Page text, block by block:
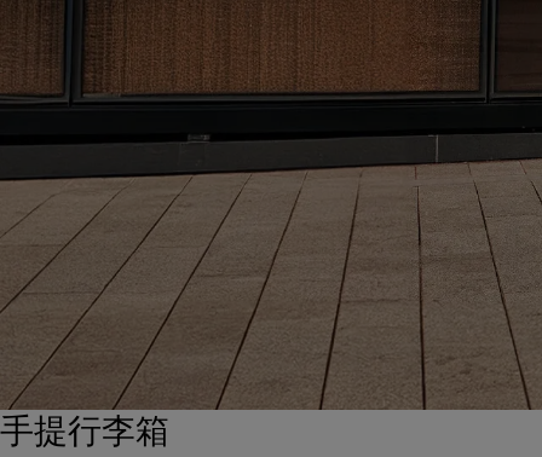
手提行李箱